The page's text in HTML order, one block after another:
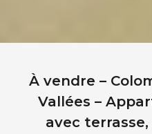
À vendre –
Vallées –
avec